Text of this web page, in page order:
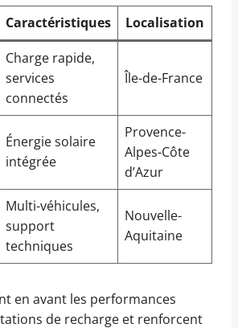
Caractéristiques Localisation
Charge rapide,
services
connectés
Île-de-France
Énergie solaire
intégrée
Provence-
Alpes-Côte
d’Azur
Multi-véhicules,
support
techniques
Nouvelle-
Aquitaine
en avant les performances
de recharge et renforcent